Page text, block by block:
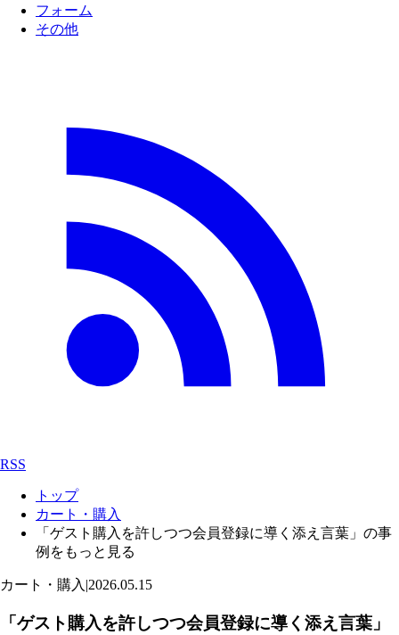
フォーム
その他
RSS
トップ
カート・購入
「ゲスト購入を許しつつ会員登録に導く添え言葉」の事
例をもっと見る
カート・購入 |2026.05.15
「ゲスト購入を許しつつ会員登録に導く添え言葉」